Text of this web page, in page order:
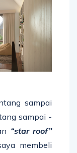
sampai
sampai -
“star roof”
membeli